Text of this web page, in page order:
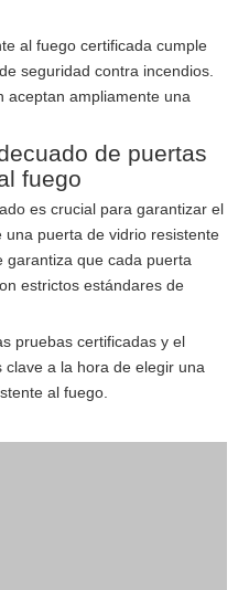
al fuego certificada cumple
seguridad contra incendios.
aceptan ampliamente una
de puertas
fuego
es crucial para garantizar el
puerta de vidrio resistente
garantiza que cada puerta
estrictos estándares de
pruebas certificadas y el
a la hora de elegir una
al fuego.